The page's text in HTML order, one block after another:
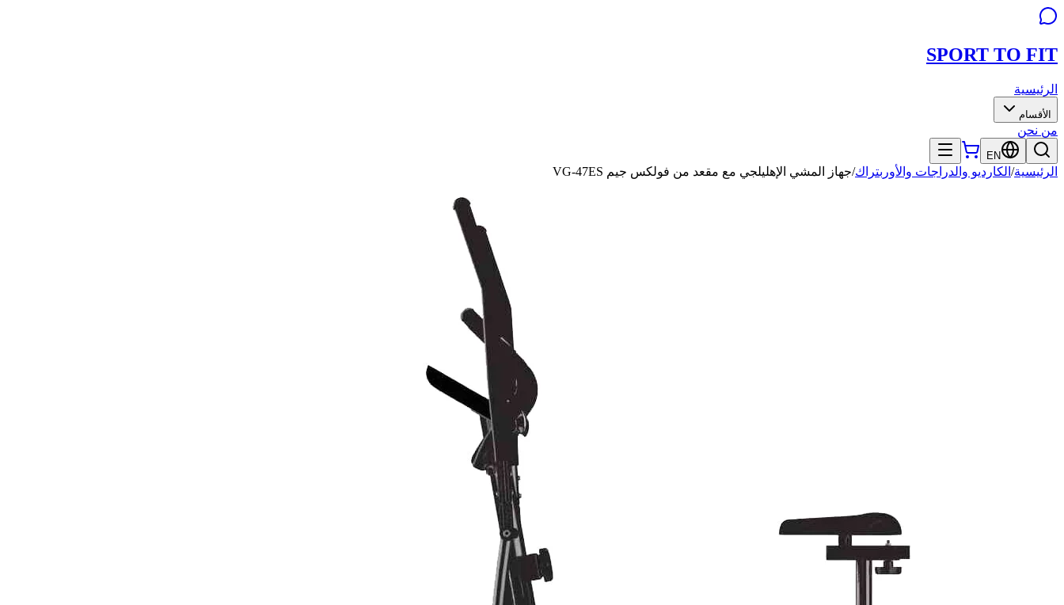
SPORT TO FIT
الرئيسية
الأقسام
من نحن
EN
الرئيسية/ الكارديو والدراجات والأوربتراك/جهاز المشي الإهليلجي مع مقعد من فولكس جيم VG-47ES